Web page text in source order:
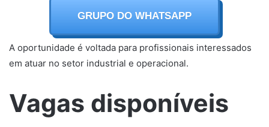
GRUPO DO WHATSAPP
A oportunidade é voltada para profissionais interessados
em atuar no setor industrial e operacional.
Vagas disponíveis